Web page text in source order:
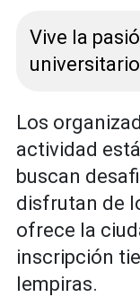
Vive la
Los
actividad
buscan
disfrutan de
ofrece la
inscripción
lempiras.